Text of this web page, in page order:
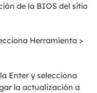
de la BIOS del sitio
Herramienta >
Enter y selecciona
la actualización a